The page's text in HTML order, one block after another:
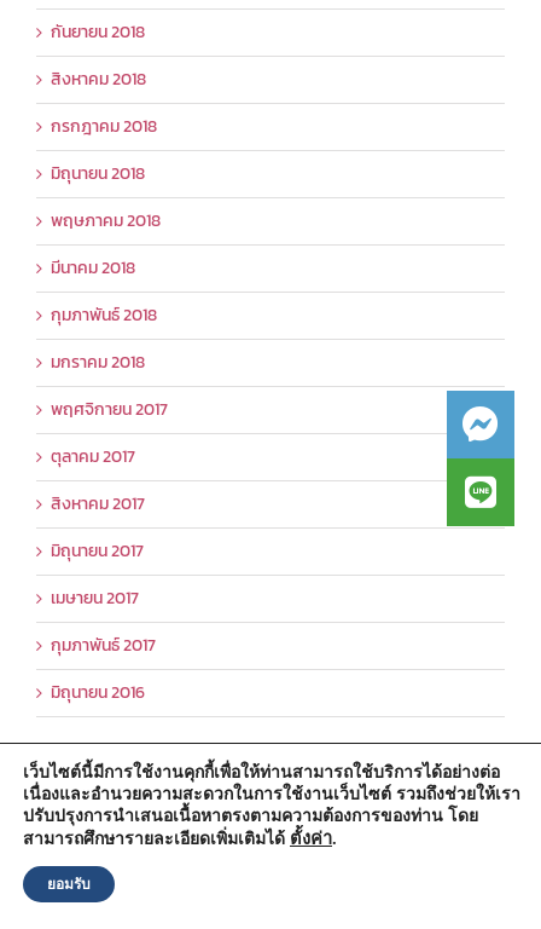
กันยายน 2018
สิงหาคม 2018
กรกฎาคม 2018
มิถุนายน 2018
พฤษภาคม 2018
มีนาคม 2018
กุมภาพันธ์ 2018
มกราคม 2018
พฤศจิกายน 2017
ตุลาคม 2017
สิงหาคม 2017
มิถุนายน 2017
เมษายน 2017
กุมภาพันธ์ 2017
มิถุนายน 2016
สำนักงานองค์การบริหารส่วนตำบลวัดตูม
หมู่ที่ 5 ตำบลวัดตูม อำเภอพระนครศรีอยุธยา จังหวัดพระนครศรีอยุธยา
13000
เว็บไซต์นี้มีการใช้งานคุกกี้เพื่อให้ท่านสามารถใช้บริการได้อย่างต่อ
เนื่องและอำนวยความสะดวกในการใช้งานเว็บไซต์ รวมถึงช่วยให้เรา
ปรับปรุงการนำเสนอเนื้อหาตรงตามความต้องการของท่าน โดย
สามารถศึกษารายละเอียดเพิ่มเติมได้ ตั้งค่า.
ยอมรับ